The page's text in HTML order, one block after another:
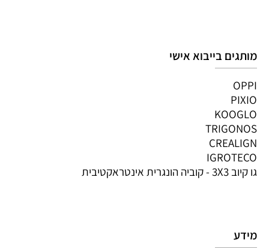
מותגים בייבוא אישי
OPPI
PIXIO
KOOGLO
TRIGONOS
CREALIGN
IGROTECO
גו קיוב 3X3 - קוביה הונגרית אינטראקטיבית
מידע